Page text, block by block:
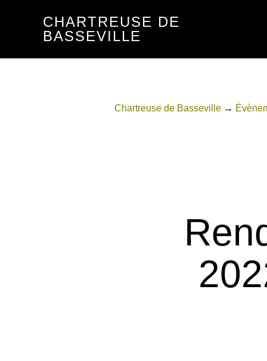
principal
de
CHARTREUSE DE
BASSEVILLE
Chartreuse de Basseville →